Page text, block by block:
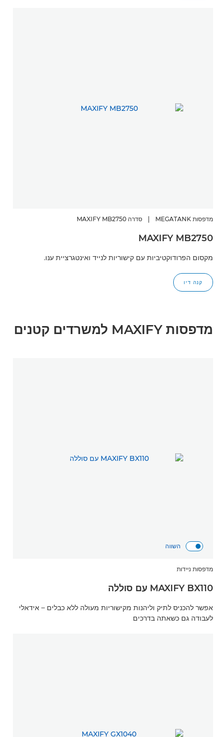
מדפסות MEGATANK סדרה MAXIFY MB2750
MAXIFY MB2750
מקסום הפרודוקטיביות עם קישוריות לנייד ואינטגרציית ענו.
קנה דיו
מדפסות MAXIFY למשרדים קטנים
השווה
מדפסות ניידות
MAXIFY BX110 עם סוללה
אפשר להכניס לתיק וליהנות מקישוריות מעולה ללא כבלים – אידאלי
לעבודה גם כשאתה בדרכים